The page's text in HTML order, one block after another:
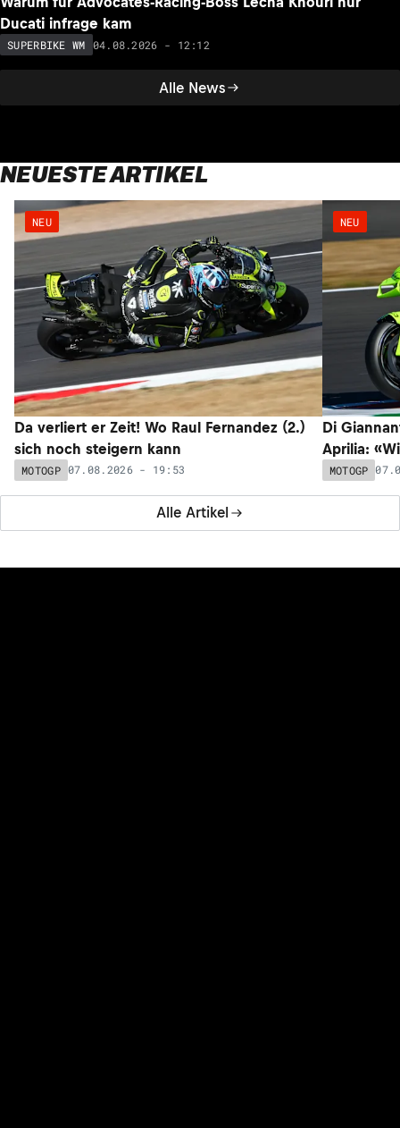
Alle News
Ducati infrage kam
SUPERBIKE WM 04.08.2026 - 12:12
NEUESTE ARTIKEL
Alle Artikel
NEU
Da verliert er Zeit! Wo Raul Fernandez (2.)
sich noch steigern kann
MOTOGP 07.08.2026 - 19:53
NEU
Di
Aprilia:
MOTOGP